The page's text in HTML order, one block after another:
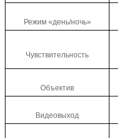
Режим «день/ночь»
Чувствительность
Объектив
Видеовыход